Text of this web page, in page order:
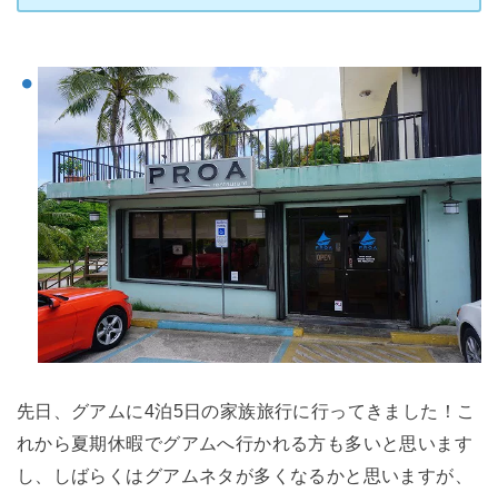
先日、グアムに4泊5日の家族旅行に行ってきました！こ
れから夏期休暇でグアムへ行かれる方も多いと思います
し、しばらくはグアムネタが多くなるかと思いますが、